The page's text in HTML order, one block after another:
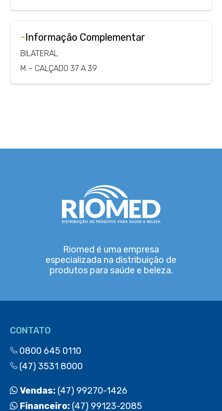
-Informação Complementar
BILATERAL
M – CALÇADO 37 A 39
Riomed é uma empresa
especializada na distribuição de
produtos para saúde e beleza.
CONTATO
0800 645 0110
(47) 3531 8000
Vendas: (47) 99270-1426
Financeiro: (47) 99123-2085